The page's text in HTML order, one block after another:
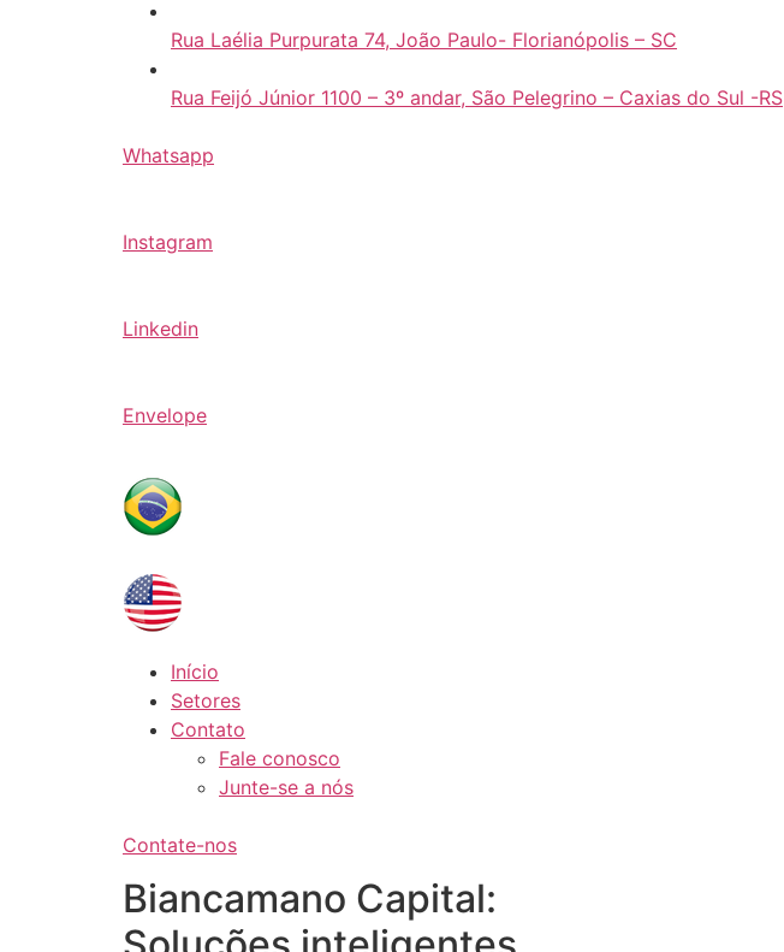
Rua Laélia Purpurata 74, João Paulo- Florianópolis – SC
Rua Feijó Júnior 1100 – 3º andar, São Pelegrino – Caxias do Sul -RS
Whatsapp
Instagram
Linkedin
Envelope
Início
Setores
Contato
Fale conosco
Junte-se a nós
Contate-nos
Biancamano Capital: